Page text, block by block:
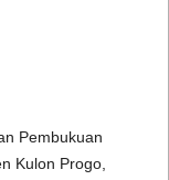
Pembukuan
Kulon Progo,